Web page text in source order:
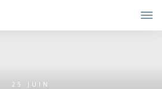
25 JUIN